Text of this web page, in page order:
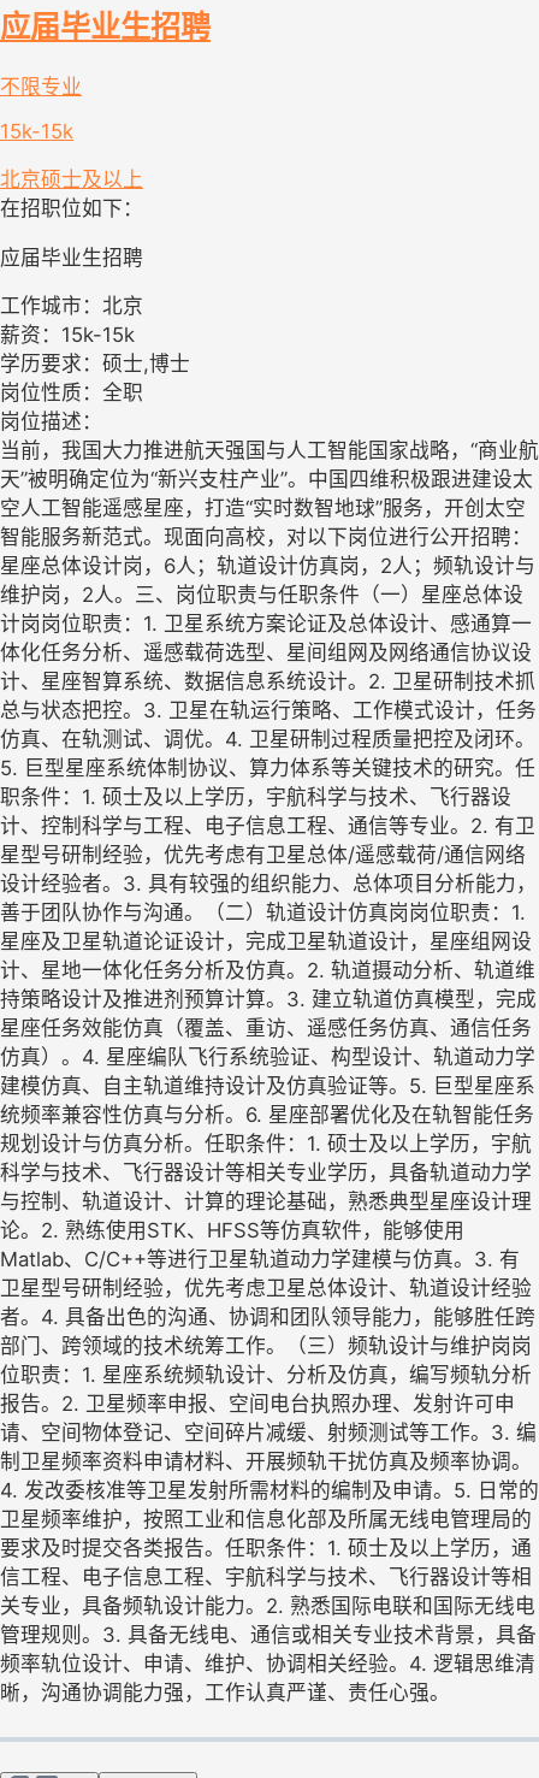
应届毕业生招聘
不限专业
15k-15k
北京硕士及以上
在招职位如下：
应届毕业生招聘
工作城市：北京
薪资：15k-15k
学历要求：硕士,博士
岗位性质：全职
岗位描述：
当前，我国大力推进航天强国与人工智能国家战略，“商业航
天”被明确定位为“新兴支柱产业”。中国四维积极跟进建设太
空人工智能遥感星座，打造“实时数智地球”服务，开创太空
智能服务新范式。现面向高校，对以下岗位进行公开招聘：
星座总体设计岗，6人；轨道设计仿真岗，2人；频轨设计与
维护岗，2人。三、岗位职责与任职条件（一）星座总体设
计岗岗位职责：1. 卫星系统方案论证及总体设计、感通算一
体化任务分析、遥感载荷选型、星间组网及网络通信协议设
计、星座智算系统、数据信息系统设计。2. 卫星研制技术抓
总与状态把控。3. 卫星在轨运行策略、工作模式设计，任务
仿真、在轨测试、调优。4. 卫星研制过程质量把控及闭环。
5. 巨型星座系统体制协议、算力体系等关键技术的研究。任
职条件：1. 硕士及以上学历，宇航科学与技术、飞行器设
计、控制科学与工程、电子信息工程、通信等专业。2. 有卫
星型号研制经验，优先考虑有卫星总体/遥感载荷/通信网络
设计经验者。3. 具有较强的组织能力、总体项目分析能力，
善于团队协作与沟通。（二）轨道设计仿真岗岗位职责：1.
星座及卫星轨道论证设计，完成卫星轨道设计，星座组网设
计、星地一体化任务分析及仿真。2. 轨道摄动分析、轨道维
持策略设计及推进剂预算计算。3. 建立轨道仿真模型，完成
星座任务效能仿真（覆盖、重访、遥感任务仿真、通信任务
仿真）。4. 星座编队飞行系统验证、构型设计、轨道动力学
建模仿真、自主轨道维持设计及仿真验证等。5. 巨型星座系
统频率兼容性仿真与分析。6. 星座部署优化及在轨智能任务
规划设计与仿真分析。任职条件：1. 硕士及以上学历，宇航
科学与技术、飞行器设计等相关专业学历，具备轨道动力学
与控制、轨道设计、计算的理论基础，熟悉典型星座设计理
论。2. 熟练使用STK、HFSS等仿真软件，能够使用
Matlab、C/C++等进行卫星轨道动力学建模与仿真。3. 有
卫星型号研制经验，优先考虑卫星总体设计、轨道设计经验
者。4. 具备出色的沟通、协调和团队领导能力，能够胜任跨
部门、跨领域的技术统筹工作。（三）频轨设计与维护岗岗
位职责：1. 星座系统频轨设计、分析及仿真，编写频轨分析
报告。2. 卫星频率申报、空间电台执照办理、发射许可申
请、空间物体登记、空间碎片减缓、射频测试等工作。3. 编
制卫星频率资料申请材料、开展频轨干扰仿真及频率协调。
4. 发改委核准等卫星发射所需材料的编制及申请。5. 日常的
卫星频率维护，按照工业和信息化部及所属无线电管理局的
要求及时提交各类报告。任职条件：1. 硕士及以上学历，通
信工程、电子信息工程、宇航科学与技术、飞行器设计等相
关专业，具备频轨设计能力。2. 熟悉国际电联和国际无线电
管理规则。3. 具备无线电、通信或相关专业技术背景，具备
频率轨位设计、申请、维护、协调相关经验。4. 逻辑思维清
晰，沟通协调能力强，工作认真严谨、责任心强。